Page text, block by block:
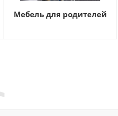
Мебель для родителей